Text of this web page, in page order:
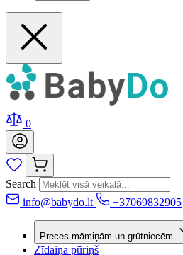
0
Search
info@babydo.lt
+37069832905
Preces māmiņām un grūtniecēm
Zīdaiņa pūriņš